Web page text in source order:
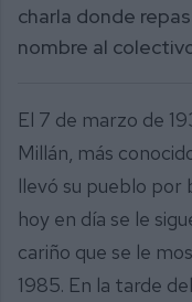
charla donde
nombre al
El 7 de marzo de
Millán, más
llevó su pueblo por
hoy en día se le
cariño que se le
1985. En la tarde